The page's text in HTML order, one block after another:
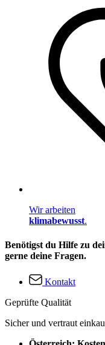
Wir arbeiten
klimabewusst.
Benötigst du Hilfe zu
gerne deine Fragen.
Kontakt
Geprüfte Qualität
Sicher und vertraut